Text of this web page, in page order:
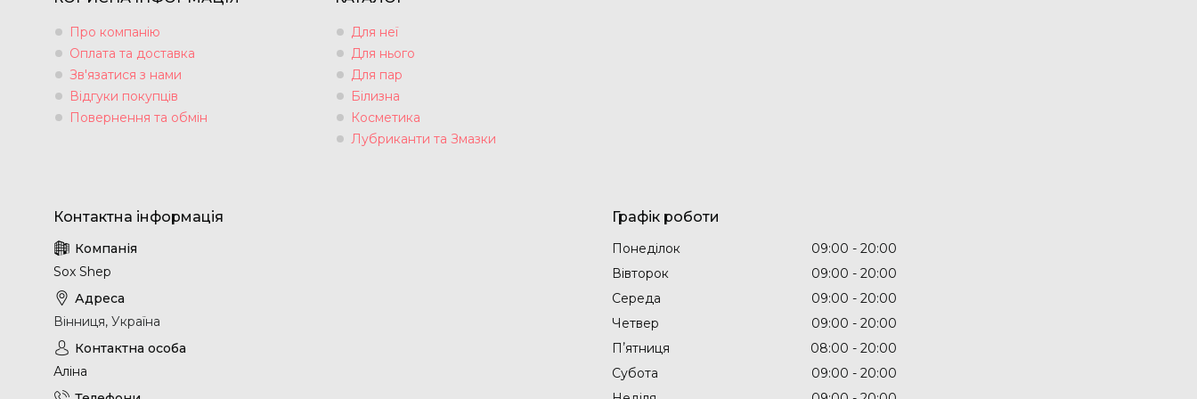
Про компанію
Оплата та доставка
Зв'язатися з нами
Відгуки покупців
Повернення та обмін
Для неї
Для нього
Для пар
Білизна
Косметика
Лубриканти та Змазки
Sox Shep
Вінниця, Україна
Аліна
Графік роботи
Понеділок 09:00
20:00
Вівторок
09:00
20:00
Середа
09:00
20:00
Четвер
09:00
20:00
Пʼятниця
08:00
20:00
Субота
09:00
20:00